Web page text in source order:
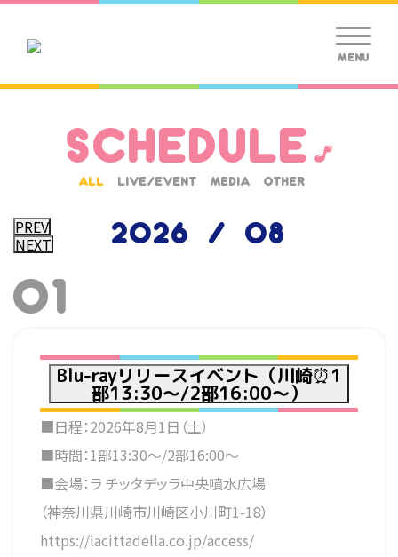
MENU
SCHEDULE
ALL LIVE/EVENT MEDIA OTHER
2026 / 08
PREV
NEXT
01
Blu-rayリリースイベント（川崎⏰1
部13:30～/2部16:00～）
■日程：2026年8月1日（土）
■時間：1部13:30～/2部16:00～
■会場：ラ チッタデッラ中央噴水広場
（神奈川県川崎市川崎区小川町1-18）
https://lacittadella.co.jp/access/